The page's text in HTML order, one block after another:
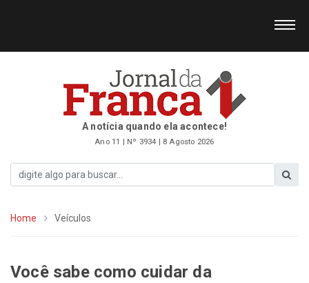
A notícia quando ela acontece!
Ano 11 | Nº 3934 | 8 Agosto 2026
Home Veículos
Você sabe como cuidar da